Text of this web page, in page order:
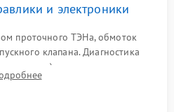
и электроники
проточного ТЭНа, обмоток
клапана. Диагностика
воды), датчика мутности,
модуля управления.